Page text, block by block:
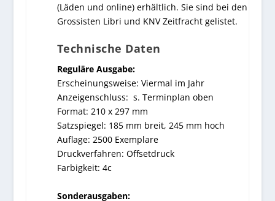
(Läden und online) erhältlich. Sie sind bei den
Grossisten Libri und KNV Zeitfracht gelistet.
Technische Daten
Reguläre Ausgabe:
Erscheinungsweise: Viermal im Jahr
Anzeigenschluss: s. Terminplan oben
Format: 210 x 297 mm
Satzspiegel: 185 mm breit, 245 mm hoch
Auflage: 2500 Exemplare
Druckverfahren: Offsetdruck
Farbigkeit: 4c
Sonderausgaben: